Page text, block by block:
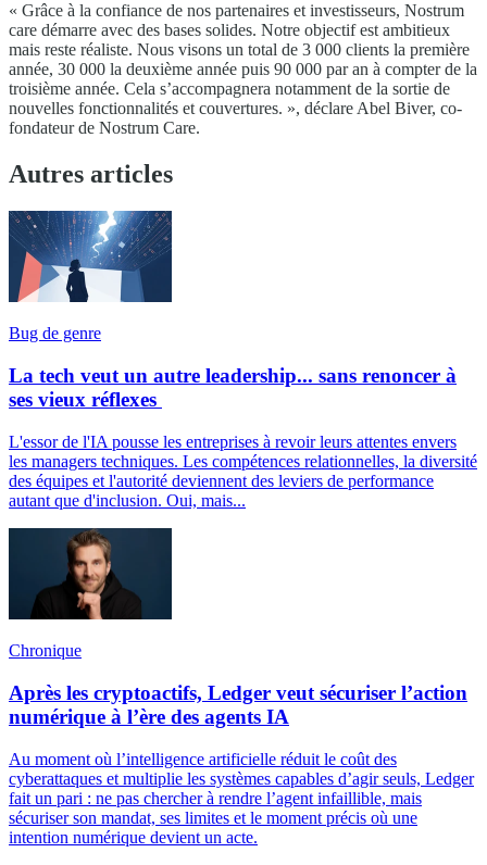
« Grâce à la confiance de nos partenaires et investisseurs, Nostrum
care démarre avec des bases solides. Notre objectif est ambitieux
mais reste réaliste. Nous visons un total de 3 000 clients la première
année, 30 000 la deuxième année puis 90 000 par an à compter de la
troisième année. Cela s’accompagnera notamment de la sortie de
nouvelles fonctionnalités et couvertures. », déclare Abel Biver, co-
fondateur de Nostrum Care.
Autres articles
Bug de genre
La tech veut un autre leadership... sans renoncer à
ses vieux réflexes
L'essor de l'IA pousse les entreprises à revoir leurs attentes envers
les managers techniques. Les compétences relationnelles, la diversité
des équipes et l'autorité deviennent des leviers de performance
autant que d'inclusion. Oui, mais...
Chronique
Après les cryptoactifs, Ledger veut sécuriser l’action
numérique à l’ère des agents IA
Au moment où l’intelligence artificielle réduit le coût des
cyberattaques et multiplie les systèmes capables d’agir seuls, Ledger
fait un pari : ne pas chercher à rendre l’agent infaillible, mais
sécuriser son mandat, ses limites et le moment précis où une
intention numérique devient un acte.